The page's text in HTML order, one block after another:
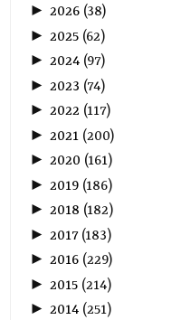
►2026 (38)
► 2025 (62)
►2024 (97)
► 2023 (74)
►2022 (117)
► 2021 (200)
►2020 (161)
► 2019 (186)
►2018 (182)
► 2017(183)
►2016 (229)
► 2015 (214)
►2014 (251)